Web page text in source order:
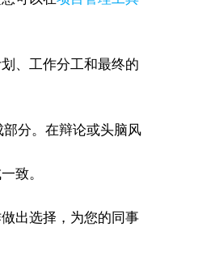
、工作分工和最终的
分。在辩论或头脑风
致。
出选择，为您的同事